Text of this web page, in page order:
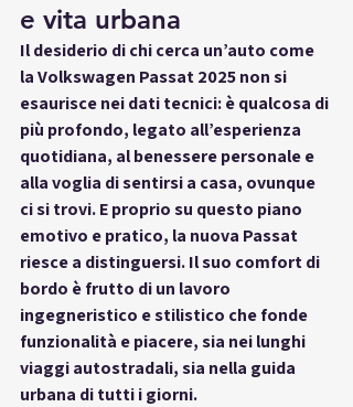
e vita urbana
Il desiderio di chi cerca un’auto come
la Volkswagen Passat 2025 non si
esaurisce nei dati tecnici: è qualcosa di
più profondo, legato all’esperienza
quotidiana, al benessere personale e
alla voglia di sentirsi a casa, ovunque
ci si trovi. E proprio su questo piano
emotivo e pratico, la nuova Passat
riesce a distinguersi. Il suo comfort di
bordo è frutto di un lavoro
ingegneristico e stilistico che fonde
funzionalità e piacere, sia nei lunghi
viaggi autostradali, sia nella guida
urbana di tutti i giorni.